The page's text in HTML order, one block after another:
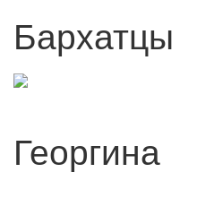
Бархатцы
Георгина